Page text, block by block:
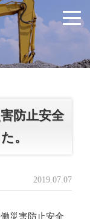
防止安全
。
2019.07.07
災害防止安全